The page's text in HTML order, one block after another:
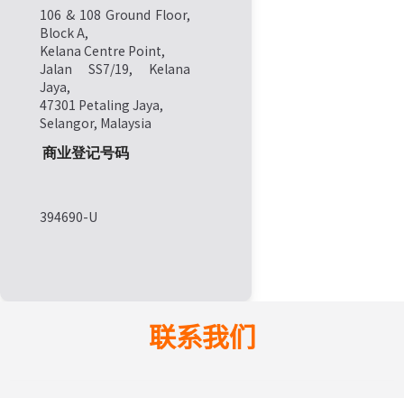
106 & 108 Ground Floor,
Block A,
Kelana Centre Point,
Jalan SS7/19, Kelana
Jaya,
47301 Petaling Jaya,
Selangor, Malaysia
商业登记号码
394690-U
联系我们